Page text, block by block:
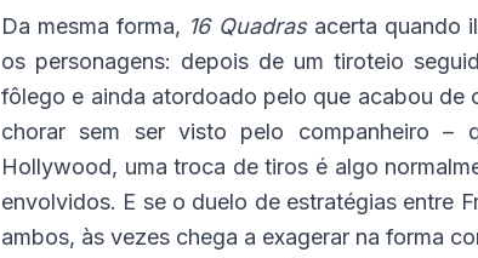
Da mesma forma, 16 Quadrasacerta quando
os personagens: depois de um tiroteio
fôlego e ainda atordoado pelo que acabou de
chorar sem ser visto pelo companheiro –
Hollywood, uma troca de tiros é algo
envolvidos. E se o duelo de estratégias entre
ambos, às vezes chega a exagerar na forma